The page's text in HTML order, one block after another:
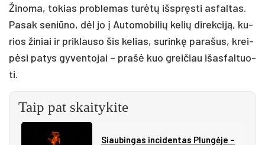
Ži­no­ma, to­kias pro­ble­mas tu­rė­tų iš­spręs­ti as­fal­tas.
Pa­sak se­niū­no, dėl jo į Au­to­mo­bi­lių ke­lių di­rek­ci­ją, ku­
rios ži­niai ir pri­klau­so šis ke­lias, su­rin­kę pa­ra­šus, krei­
pė­si pa­tys gy­ven­to­jai – pra­šė kuo grei­čiau išas­fal­tuo­
ti.
Taip pat skaitykite
Siau­bin­gas in­ci­den­tas Plun­gė­je –